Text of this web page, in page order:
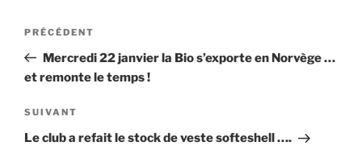
Navigation
l’article
Article
précédent
PRÉCÉDENT
Mercredi 22 janvier la Bio s’exporte en Norvège …
et remonte le temps !
Article
suivant
SUIVANT
Le club a refait le stock de veste softeshell ….